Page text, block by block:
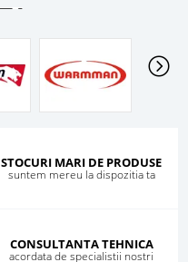
STOCURI MARI DE PRODUSE
suntem mereu la dispozitia ta
CONSULTANTA TEHNICA
acordata de specialistii nostri